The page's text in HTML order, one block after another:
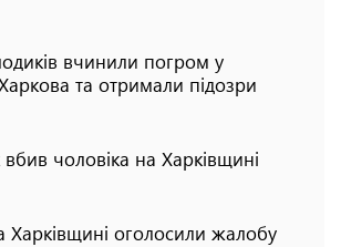
вчинили погром у
та отримали підозри
вбив чоловіка на Харківщині
Харківщині оголосили жалобу